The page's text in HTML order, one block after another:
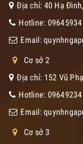
Địa chỉ: 40 Hạ
Hotline:
Email:
Cơ sở 2
Địa chỉ: 152 Vũ
Hotline:
Email:
Cơ sở 3